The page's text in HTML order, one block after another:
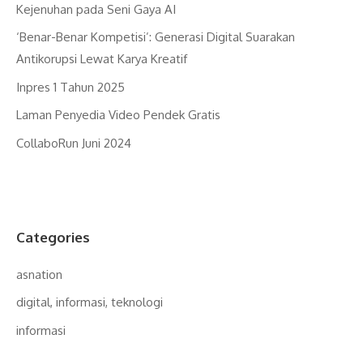
Kejenuhan pada Seni Gaya AI
‘Benar-Benar Kompetisi’: Generasi Digital Suarakan
Antikorupsi Lewat Karya Kreatif
Inpres 1 Tahun 2025
Laman Penyedia Video Pendek Gratis
CollaboRun Juni 2024
Categories
asnation
digital, informasi, teknologi
informasi